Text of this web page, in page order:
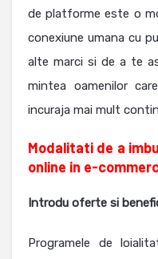
de platforme este o
conexiune umana cu
alte marci si de a te
mintea oamenilor
incuraja mai mult
Modalitati de a
online in e-
Introdu oferte si
Programele de